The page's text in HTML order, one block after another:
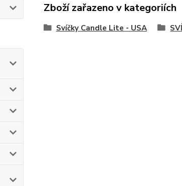
Zboží zařazeno v kategoriích
Svíčky Candle Lite - USA